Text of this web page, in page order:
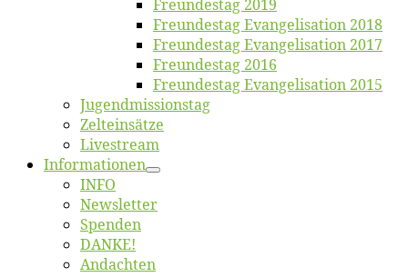
Freun­des­tag 2019
Freun­des­tag Evan­ge­li­sa­ti­on 2018
Freun­des­tag Evan­ge­li­sa­ti­on 2017
Freun­des­tag 2016
Freun­des­tag Evan­ge­li­sa­ti­on 2015
Jugend­mis­sions­tag
Zelt­ein­sät­ze
Live­stream
Informatio­nen
INFO
News­let­ter
Spen­den
DANKE!
An­dach­ten